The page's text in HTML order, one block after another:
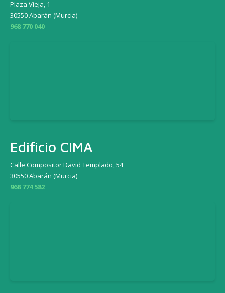
Plaza Vieja, 1
30550 Abarán (Murcia)
968 770 040
Edificio CIMA
Calle Compositor David Templado, 54
30550 Abarán (Murcia)
968 774 582